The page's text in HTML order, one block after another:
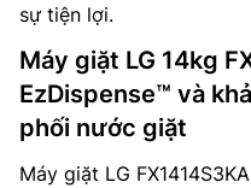
sự tiện lợi.
Máy giặt LG 14kg
EzDispense™ và
phối nước giặt
Máy giặt LG